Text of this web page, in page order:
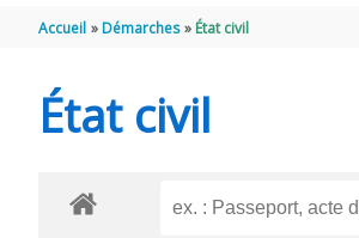
Accueil Démarches État civil
État civil